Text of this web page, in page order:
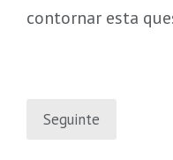
contornar esta
Navegação
Seguinte